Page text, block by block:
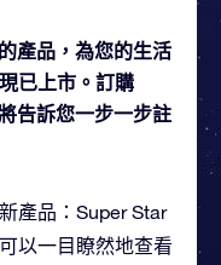
產品，為您的生活
已上市。訂購
告訴您一步一步註
產品：Super Star
以一目瞭然地查看